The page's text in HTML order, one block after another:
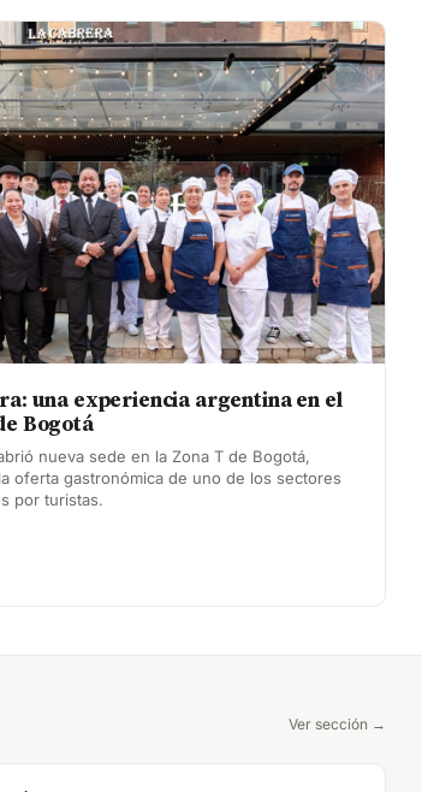
una experiencia argentina en el
Bogotá
nueva sede en la Zona T de Bogotá,
oferta gastronómica de uno de los sectores
por turistas.
Ver sección →